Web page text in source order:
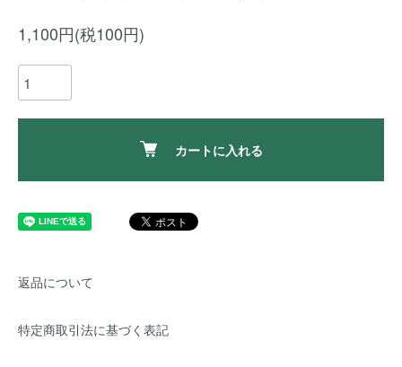
1,100円(税100円)
カートに入れる
返品について
特定商取引法に基づく表記